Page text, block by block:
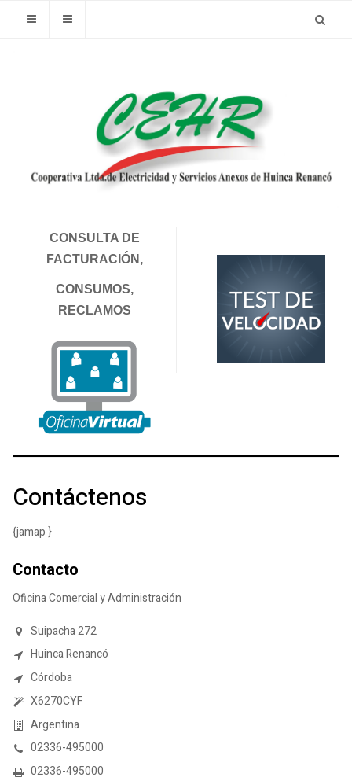
CONSULTA DE
FACTURACIÓN,
CONSUMOS,
RECLAMOS
Contáctenos
{jamap }
Contacto
Oficina Comercial y Administración
Suipacha 272
Huinca Renancó
Córdoba
X6270CYF
Argentina
02336-495000
02336-495000